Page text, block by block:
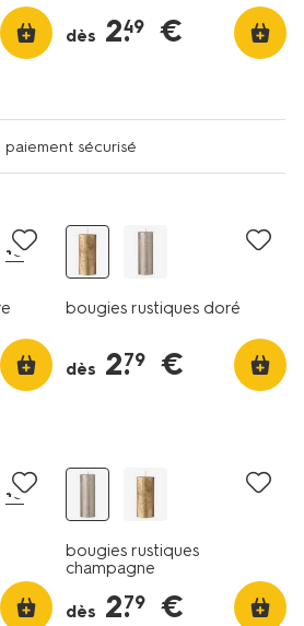
dès 2.
49 €
paiement sécurisé
+5
bougies rustiques doré
dès 2.
79 €
+5
bougies rustiques
champagne
dès 2.
79 €